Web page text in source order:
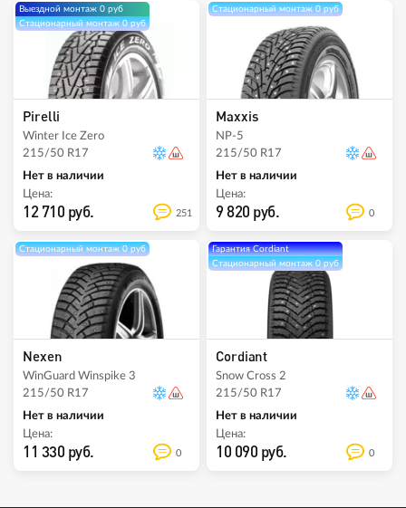
Выездной монтаж 0 руб
Стационарный монтаж 0 руб
Pirelli
Winter Ice Zero
215/50 R17
Нет в наличии
Цена:
12 710 руб. 251
Стационарный монтаж 0 руб
Maxxis
NP-5
215/50 R17
Нет в наличии
Цена:
9 820 руб. 0
Стационарный монтаж 0 руб
Nexen
WinGuard Winspike 3
215/50 R17
Нет в наличии
Цена:
11 330 руб. 0
Гарантия Cordiant
Стационарный монтаж 0 руб
Cordiant
Snow Cross 2
215/50 R17
Нет в наличии
Цена:
10 090 руб. 0